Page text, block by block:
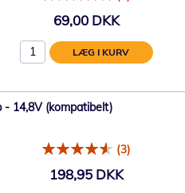
69,00 DKK
LÆG I KURV
14,8V (kompatibelt)
(3)
198,95 DKK